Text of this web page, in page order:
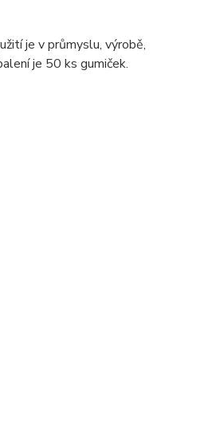
je v průmyslu, výrobě,
je 50 ks gumiček.